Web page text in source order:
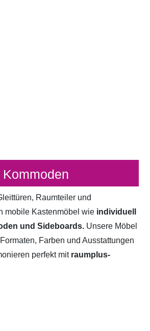
Kommoden
Raumteiler und
mobile Kastenmöbel wie individuell
und Sideboards. Unsere Möbel
Farben und Ausstattungen
perfekt mit raumplus-